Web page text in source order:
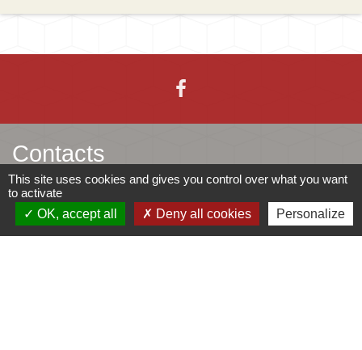
Contacts
Mairie d'Ingersheim
42 rue de la République
68040 Ingersheim - FRANCE
This site uses cookies and gives you control over what you want
to activate
OK, accept all
Deny all cookies Personalize